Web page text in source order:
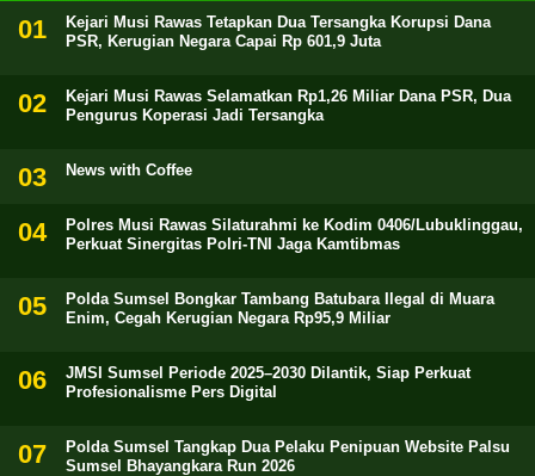
Kejari Musi Rawas Tetapkan Dua Tersangka Korupsi Dana
PSR, Kerugian Negara Capai Rp 601,9 Juta
Kejari Musi Rawas Selamatkan Rp1,26 Miliar Dana PSR, Dua
Pengurus Koperasi Jadi Tersangka
News with Coffee
Polres Musi Rawas Silaturahmi ke Kodim 0406/Lubuklinggau,
Perkuat Sinergitas Polri-TNI Jaga Kamtibmas
Polda Sumsel Bongkar Tambang Batubara Ilegal di Muara
Enim, Cegah Kerugian Negara Rp95,9 Miliar
JMSI Sumsel Periode 2025–2030 Dilantik, Siap Perkuat
Profesionalisme Pers Digital
Polda Sumsel Tangkap Dua Pelaku Penipuan Website Palsu
Sumsel Bhayangkara Run 2026